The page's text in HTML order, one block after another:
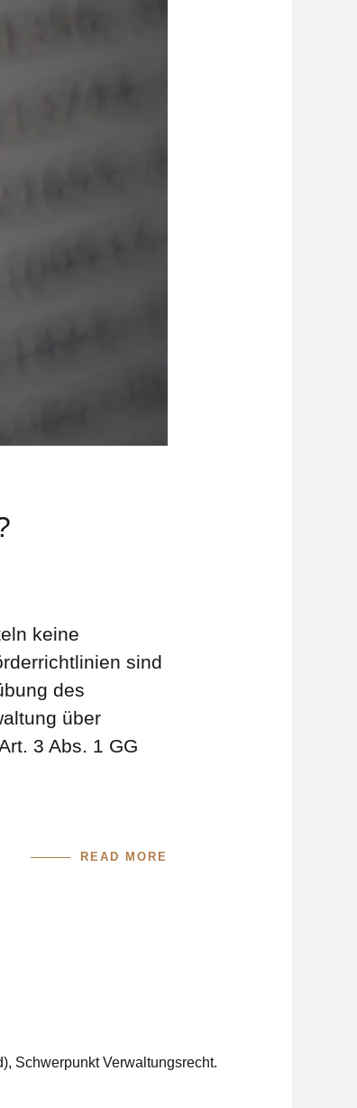
keine
sind
des
über
3 Abs. 1 GG
READ MORE
Schwerpunkt Verwaltungsrecht.